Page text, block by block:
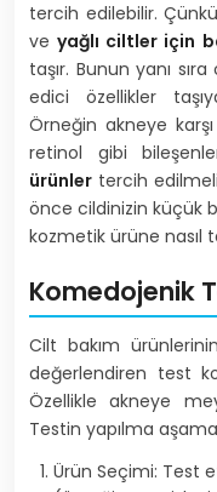
tercih edilebilir. Çünkü
veyağlı ciltler için
taşır. Bunun yanı
edici özellikler
Örneğin akneye karşı
retinol gibi
ürünler tercih
önce cildinizin küçük
kozmetik ürüne nasıl
Komedojenik
Cilt bakım
değerlendiren test
Özellikle akneye
Testin yapılma
Ürün Seçimi: Test